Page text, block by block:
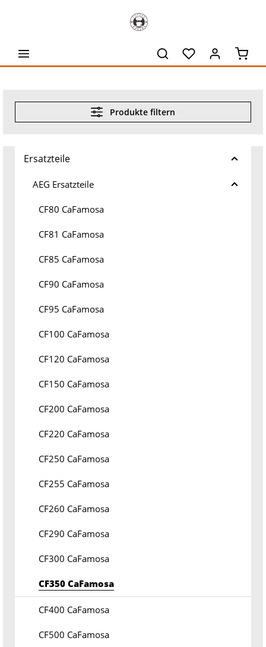
Produkte filtern
Ersatzteile
AEG Ersatzteile
CF80 CaFamosa
CF81 CaFamosa
CF85 CaFamosa
CF90 CaFamosa
CF95 CaFamosa
CF100 CaFamosa
CF120 CaFamosa
CF150 CaFamosa
CF200 CaFamosa
CF220 CaFamosa
CF250 CaFamosa
CF255 CaFamosa
CF260 CaFamosa
CF290 CaFamosa
CF300 CaFamosa
CF350 CaFamosa
CF400 CaFamosa
CF500 CaFamosa